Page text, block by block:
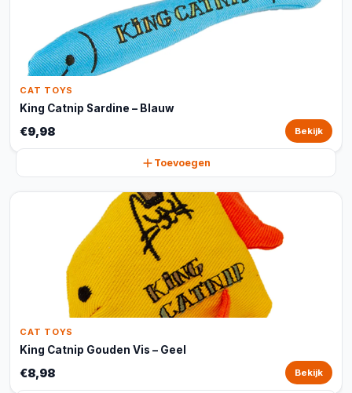
CAT TOYS
King Catnip Sardine – Blauw
€9,98 Bekijk
Toevoegen
CAT TOYS
King Catnip Gouden Vis – Geel
€8,98 Bekijk